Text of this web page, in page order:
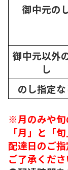
御中元の
御中元以外
し
のし指定な
※月のみや旬
「月」と「
配達日のご指
ご了承くださ